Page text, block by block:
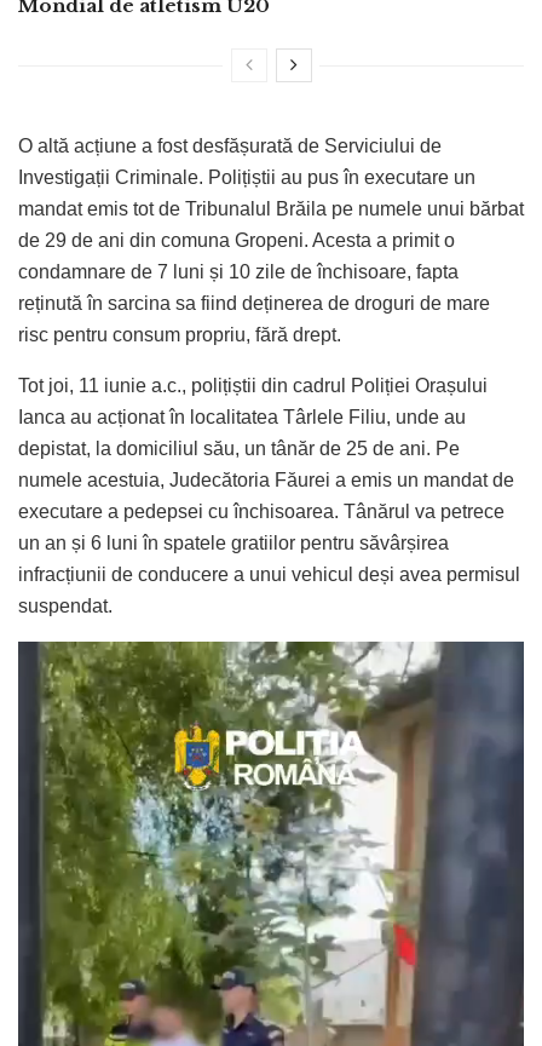
Mondial de atletism U20
O altă acțiune a fost desfășurată de Serviciului de
Investigații Criminale. Polițiștii au pus în executare un
mandat emis tot de Tribunalul Brăila pe numele unui bărbat
de 29 de ani din comuna Gropeni. Acesta a primit o
condamnare de 7 luni și 10 zile de închisoare, fapta
reținută în sarcina sa fiind deținerea de droguri de mare
risc pentru consum propriu, fără drept.
Tot joi, 11 iunie a.c., polițiștii din cadrul Poliției Orașului
Ianca au acționat în localitatea Târlele Filiu, unde au
depistat, la domiciliul său, un tânăr de 25 de ani. Pe
numele acestuia, Judecătoria Făurei a emis un mandat de
executare a pedepsei cu închisoarea. Tânărul va petrece
un an și 6 luni în spatele gratiilor pentru săvârșirea
infracțiunii de conducere a unui vehicul deși avea permisul
suspendat.